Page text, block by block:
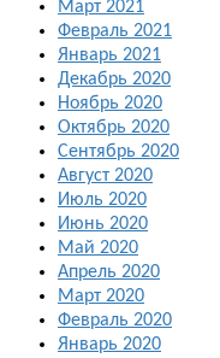
Март 2021
Февраль 2021
Январь 2021
Декабрь 2020
Ноябрь 2020
Октябрь 2020
Сентябрь 2020
Август 2020
Июль 2020
Июнь 2020
Май 2020
Апрель 2020
Март 2020
Февраль 2020
Январь 2020